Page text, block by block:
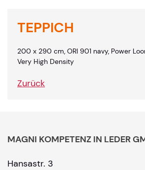
TEPPICH
200 x 290 cm, ORI 901 navy, Power
Very High Density
Zurück
MAGNI KOMPETENZ IN LEDER
Hansastr. 3